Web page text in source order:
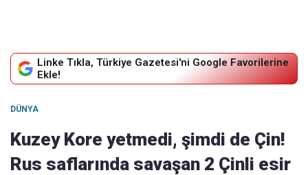
Linke Tıkla, Türkiye Gazetesi'ni Google Favorilerine
Ekle!
DÜNYA
Kuzey Kore yetmedi, şimdi de Çin!
Rus saflarında savaşan 2 Çinli esir